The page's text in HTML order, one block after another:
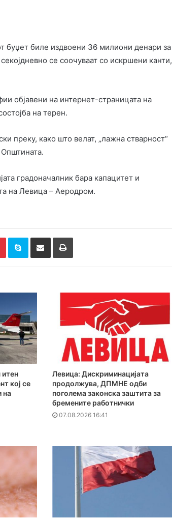
буџет биле издвоени 36 милиони денари за
се соочуваат со искршени канти,
објавени на интернет-страницата на
на терен.
преку, како што велат, „лажна стварност“
градоначалник бара капацитет и
на Левица – Аеродром.
PinterestSkype Сподели преку Е-маил Испринтај
итен
кој се
на
Левица: Дискриминацијата
продолжува, ДПМНЕ одби
поголема законска заштита за
бремените работнички
07.08.2026 16:41